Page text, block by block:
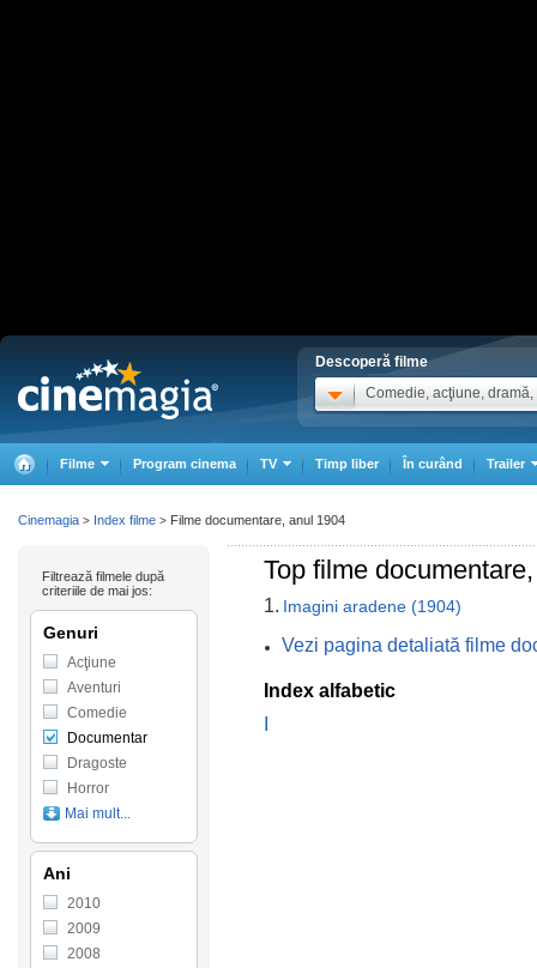
Descoperă filme
Comedie, acţiune, dramă,
Filme Program cinema TV Timp liber În curând Trailer
Top filme
1. Imagini aradene (1904)
Vezi pagina detaliată filme
Index alfabetic
Filtrează filmele după
criteriile de mai jos:
Genuri
Acţiune
Aventuri
Comedie
Documentar
Dragoste
Horror
Mai mult...
Ani
2010
2009
2008
Cinemagia > Index filme > Filme documentare, anul 1904